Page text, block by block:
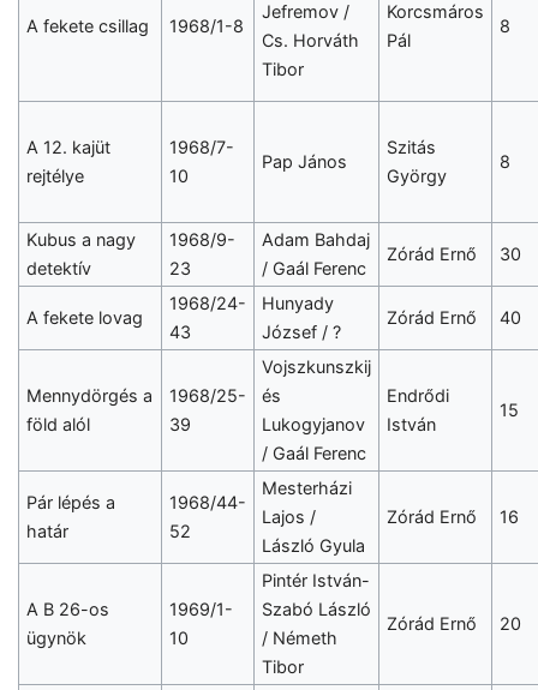
A fekete csillag 1968/1-8
Jefremov /
Cs. Horváth
Tibor
Korcsmáros
Pál
8
A 12. kajüt
rejtélye
1968/7-
10
Pap János
Szitás
György
8
Kubus a nagy
detektív
1968/9-
23
Adam Bahdaj
/ Gaál Ferenc
Zórád Ernő 30
A fekete lovag
1968/24-
43
Hunyady
József / ?
Zórád Ernő 40
Mennydörgés a
föld alól
1968/25-
39
Vojszkunszkij
és
Lukogyjanov
/ Gaál Ferenc
Endrődi
István
15
Pár lépés a
határ
1968/44-
52
Mesterházi
Lajos /
László Gyula
Zórád Ernő 16
A B 26-os
ügynök
1969/1-
10
Pintér István-
Szabó László
/ Németh
Tibor
Zórád Ernő 20